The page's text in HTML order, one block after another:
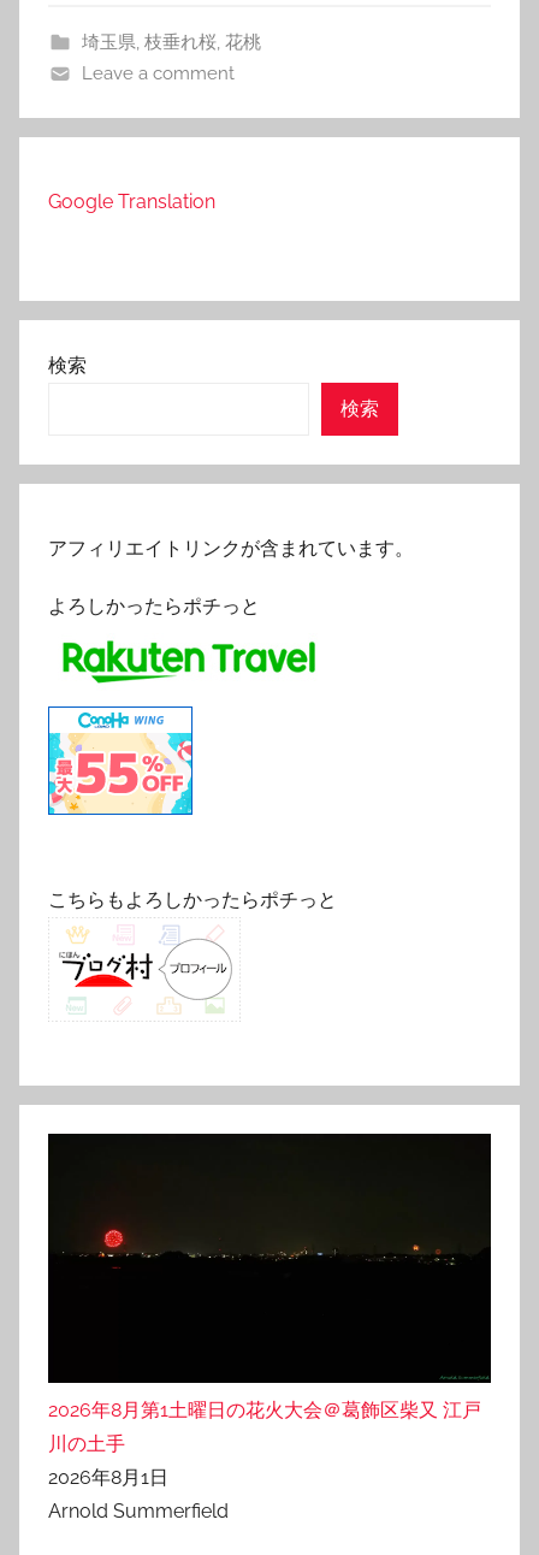
埼玉県, 枝垂れ桜, 花桃
Leave a comment
Google Translation
検索
検索
アフィリエイトリンクが含まれています。
よろしかったらポチっと
こちらもよろしかったらポチっと
2026年8月第1土曜日の花火大会＠葛飾区柴又 江戸
川の土手
2026年8月1日
Arnold Summerfield